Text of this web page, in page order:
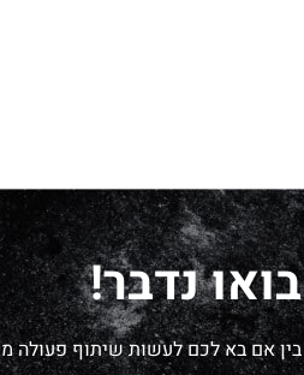
בואו נדבר!
בין אם בא לכם לעשות שיתוף פעולה